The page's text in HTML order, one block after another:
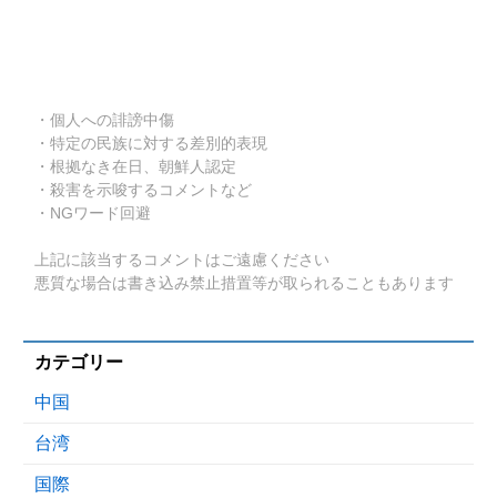
・個人への誹謗中傷
・特定の民族に対する差別的表現
・根拠なき在日、朝鮮人認定
・殺害を示唆するコメントなど
・NGワード回避
上記に該当するコメントはご遠慮ください
悪質な場合は書き込み禁止措置等が取られることもあります
カテゴリー
中国
台湾
国際